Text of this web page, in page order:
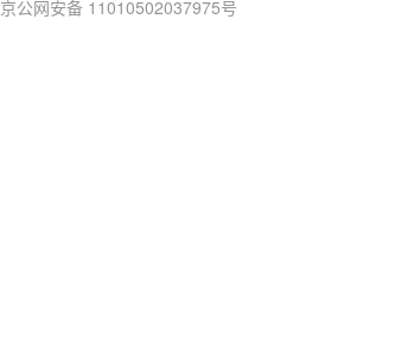
京公网安备 11010502037975号